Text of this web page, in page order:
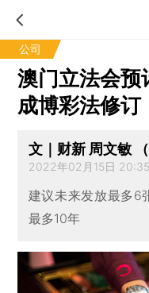
公司
澳门立法会预
成博彩法修订
文｜财新 周文敏 （
2022年02月15日 20:35
建议未来发放最多6
最多10年